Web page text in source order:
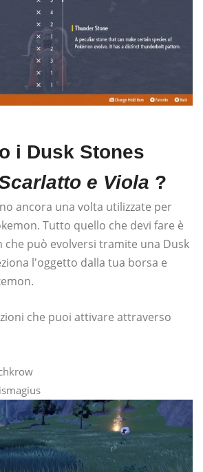
i Dusk Stones
e Viola ?
ancora una volta utilizzate per
Tutto quello che devi fare è
che può evolversi tramite una Dusk
l'oggetto dalla tua borsa e
che puoi attivare attraverso